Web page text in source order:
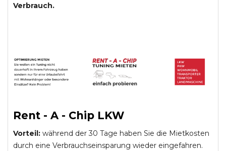
Verbrauch.
Rent - A - Chip LKW
Vorteil: während der 30 Tage haben Sie die Mietkosten
durch eine Verbrauchseinsparung wieder eingefahren.